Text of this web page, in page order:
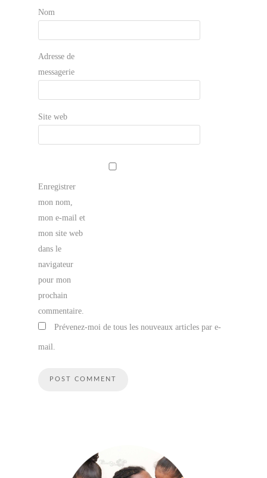
Nom
Adresse de
messagerie
Site web
Enregistrer
mon nom,
mon e-mail et
mon site web
dans le
navigateur
pour mon
prochain
commentaire.
Prévenez-moi de tous les nouveaux articles par e-
mail.